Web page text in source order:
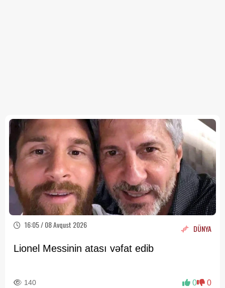
16:05 / 08 Avqust 2026 DÜNYA
Lionel Messinin atası vəfat edib
140 0 0